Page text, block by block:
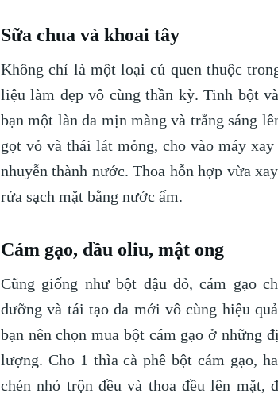
Sữa chua và khoai tây
Không chỉ là một loại củ quen thuộc
liệu làm đẹp vô cùng thần kỳ. Tinh bột
bạn một làn da mịn màng và trắng sáng
gọt vỏ và thái lát mỏng, cho vào máy
nhuyễn thành nước. Thoa hỗn hợp vừa
rửa sạch mặt bằng nước ấm.
Cám gạo, dầu oliu, mật ong
Cũng giống như bột đậu đỏ, cám gạo
dưỡng và tái tạo da mới vô cùng hiệu
bạn nên chọn mua bột cám gạo ở những
lượng. Cho 1 thìa cà phê bột cám gạo,
chén nhỏ trộn đều và thoa đều lên